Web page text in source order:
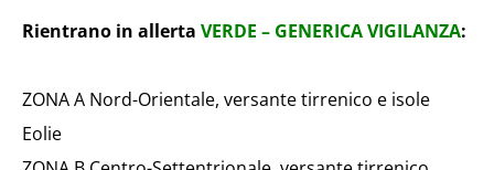
Rientrano in allerta VERDE – GENERICA VIGILANZA:
ZONA A Nord-Orientale, versante tirrenico e isole
Eolie